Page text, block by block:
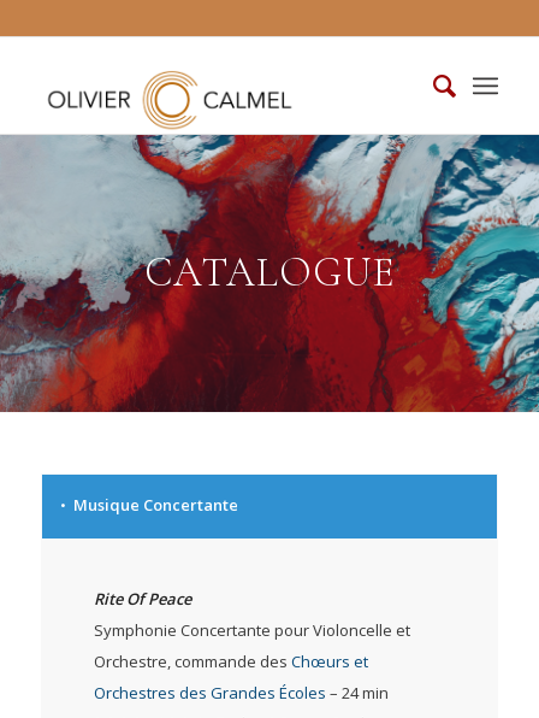
CATALOGUE
Musique Concertante
Rite Of Peace
Symphonie Concertante pour Violoncelle et
Orchestre, commande des Chœurs et
Orchestres des Grandes Écoles – 24 min